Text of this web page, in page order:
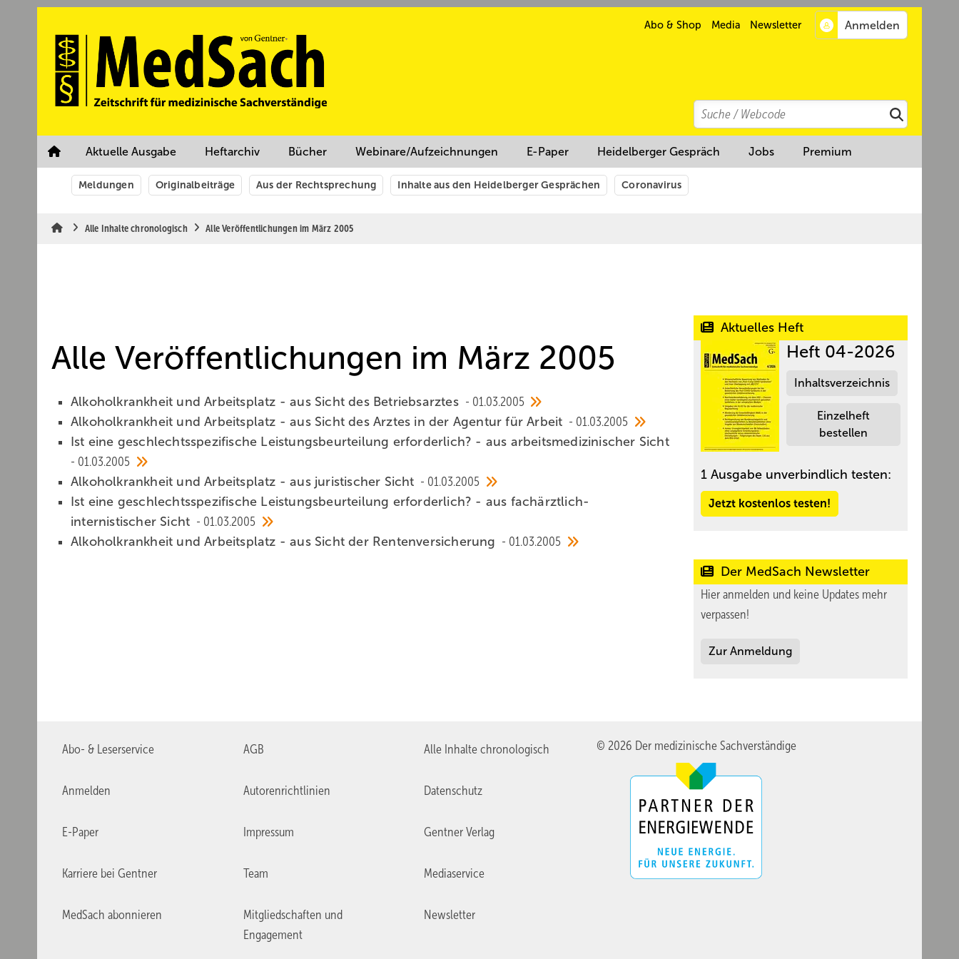
Abo & Shop Media Newsletter
Search
Suchen
Aktuelle Ausgabe Heftarchiv Bücher Webinare/Aufzeichnungen E-Paper Heidelberger Gespräch Jobs Premium
Meldungen Originalbeiträge Aus der Rechtsprechung Inhalte aus den Heidelberger Gesprächen Coronavirus
Alle Inhalte chronologisch Alle Veröffentlichungen im März 2005
Alle Veröffentlichungen im März 2005
Alkoholkrankheit und Arbeitsplatz - aus Sicht des Betriebsarztes
01.03.2005
Alkoholkrankheit und Arbeitsplatz - aus Sicht des Arztes in der Agentur für Arbeit
01.03.2005
Ist eine geschlechtsspezifische Leistungsbeurteilung erforderlich? - aus arbeitsmedizinischer Sicht
01.03.2005
Alkoholkrankheit und Arbeitsplatz - aus juristischer Sicht
01.03.2005
Ist eine geschlechtsspezifische Leistungsbeurteilung erforderlich? - aus fachärztlich-
internistischer Sicht
01.03.2005
Alkoholkrankheit und Arbeitsplatz - aus Sicht der Rentenversicherung
01.03.2005
Aktuelles Heft
Heft 04-2026
Inhaltsverzeichnis
Einzelheft
bestellen
1 Ausgabe unverbindlich testen:
Jetzt kostenlos testen!
Der MedSach Newsletter
Hier anmelden und keine Updates mehr
verpassen!
Zur Anmeldung
Abo- & Leserservice AGB Alle Inhalte chronologisch
Anmelden Autorenrichtlinien Datenschutz
E-Paper Impressum Gentner Verlag
Karriere bei Gentner Team Mediaservice
MedSach abonnieren
Mitgliedschaften und
Engagement
Newsletter
© 2026 Der medizinische Sachverständige